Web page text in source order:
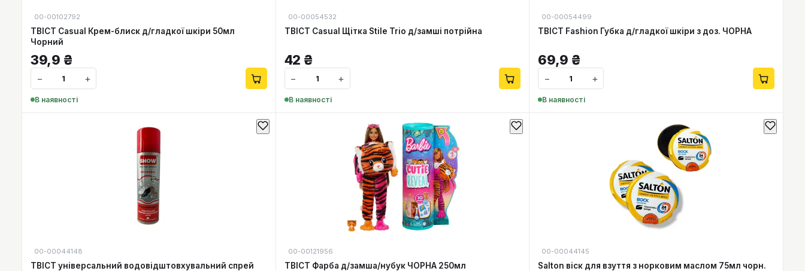
00-00102792
ТВІСТ Casual Крем-блиск д/гладкої шкіри 50мл
Чорний
39,9 ₴
− +
В наявності
00-00054532
ТВІСТ Casual Щітка Stile Trio д/замші потрійна
42 ₴
− +
В наявності
00-00054499
ТВІСТ Fashion Губка д/гладкої шкіри з доз. ЧОРНА
69,9 ₴
− +
В наявності
00-00044148
ТВІСТ універсальний водовідштовхувальний спрей
00-00121956
ТВІСТ Фарба д/замша/нубук ЧОРНА 250мл
00-00044145
Salton віск для взуття з норковим маслом 75мл чорн.